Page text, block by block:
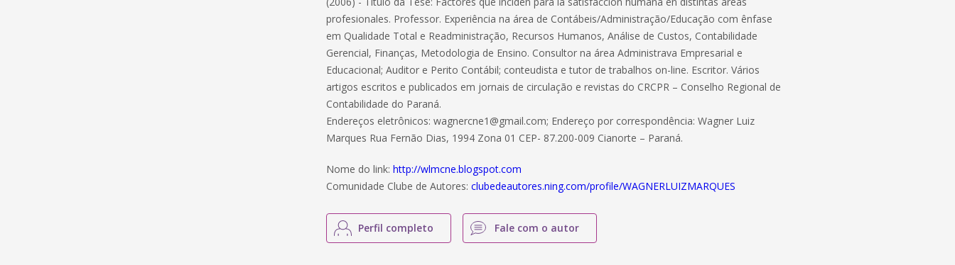
profesionales. Professor. Experiência na área de Contábeis/Administração/Educação com ênfase
em Qualidade Total e Readministração, Recursos Humanos, Análise de Custos, Contabilidade
Gerencial, Finanças, Metodologia de Ensino. Consultor na área Administrava Empresarial e
Educacional; Auditor e Perito Contábil; conteudista e tutor de trabalhos on-line. Escritor. Vários
artigos escritos e publicados em jornais de circulação e revistas do CRCPR – Conselho Regional de
Contabilidade do Paraná.
Endereços eletrônicos: wagnercne1@gmail.com; Endereço por correspondência: Wagner Luiz
Marques Rua Fernão Dias, 1994 Zona 01 CEP- 87.200-009 Cianorte – Paraná.
Nome do link:http://wlmcne.blogspot.com
Comunidade Clube de Autores:clubedeautores.ning.com/profile/WAGNERLUIZMARQUES
Perfil completo Fale com o autor